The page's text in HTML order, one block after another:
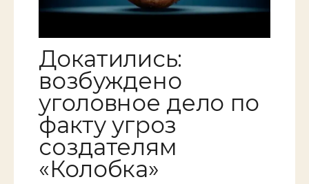
Докатились:
возбуждено
уголовное дело по
факту угроз
создателям
«Колобка»